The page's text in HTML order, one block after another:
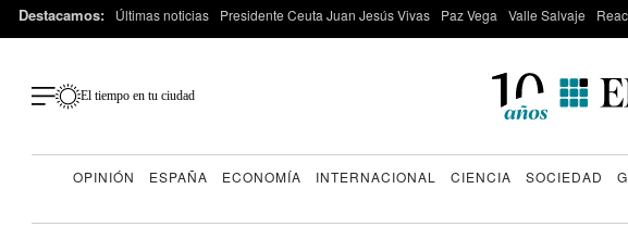
Destacamos: Últimas noticias Presidente Ceuta Juan Jesús Vivas Paz Vega Valle Salvaje
El tiempo en tu ciudad
OPINIÓN ESPAÑA ECONOMÍA INTERNACIONAL CIENCIA SOCIEDAD